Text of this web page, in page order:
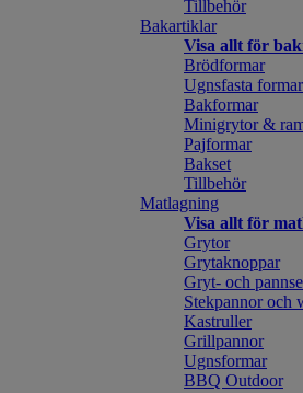
Tillbehör
Bakartiklar
Visa allt för
Brödformar
Ugnsfasta formar
Bakformar
Minigrytor &
Pajformar
Bakset
Tillbehör
Matlagning
Visa allt för
Grytor
Grytaknoppar
Gryt- och
Stekpannor och
Kastruller
Grillpannor
Ugnsformar
BBQ Outdoor